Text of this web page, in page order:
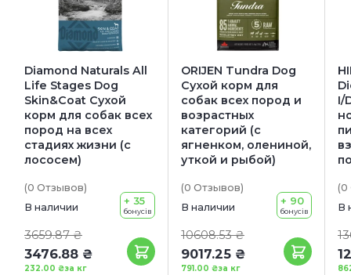
Diamond Naturals All
Life Stages Dog
Skin&Coat Сухой
корм для собак всех
пород на всех
стадиях жизни (с
лососем)
(0 Отзывов)
В наличии
3659.87 ₴
3476.88 ₴
за кг
232.00 ₴
+ 35
бонусів
ORIJEN Tundra Dog
Сухой корм для
собак всех пород и
возрастных
категорий (с
ягненком, олениной,
уткой и рыбой)
(0 Отзывов)
В наличии
10608.53 ₴
9017.25 ₴
за кг
791.00 ₴
+ 90
бонусів
I/
(0
В